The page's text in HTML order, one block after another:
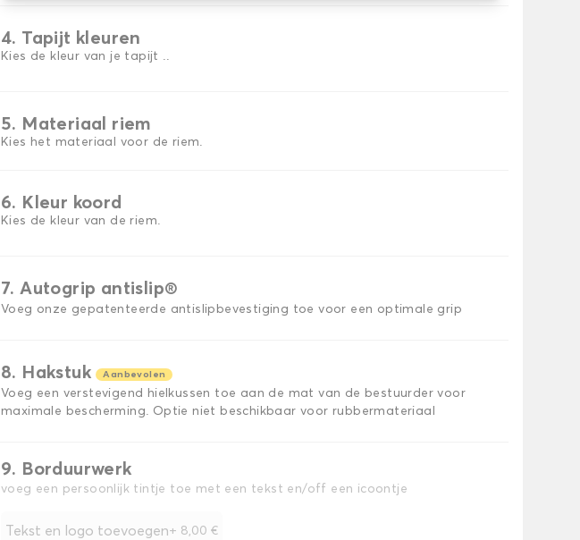
4. Tapijt kleuren
Kies de kleur van je tapijt ..
5. Materiaal riem
Kies het materiaal voor de riem.
6. Kleur koord
Kies de kleur van de riem.
7. Autogrip antislip®
Voeg onze gepatenteerde antislipbevestiging toe voor een optimale grip
8. Hakstuk Aanbevolen
Voeg een verstevigend hielkussen toe aan de mat van de bestuurder voor
maximale bescherming. Optie niet beschikbaar voor rubbermateriaal
9. Borduurwerk
voeg een persoonlijk tintje toe met een tekst en/off een icoontje
Tekst en logo toevoegen+ 8,00 €